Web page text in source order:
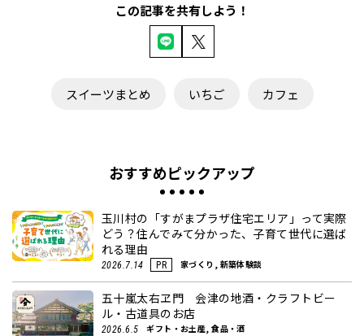
この記事を共有しよう！
スイーツまとめ いちご カフェ
おすすめピックアップ
玉川村の「すがまプラザ住宅エリア」って実際
どう？住んでみて分かった、子育て世代に選ば
れる理由
2026.7.14 PR 家づくり, 新築体験談
五十嵐太右ヱ門 会津の地酒・クラフトビー
ル・古道具のお店
2026.6.5 ギフト・お土産, 食品・酒